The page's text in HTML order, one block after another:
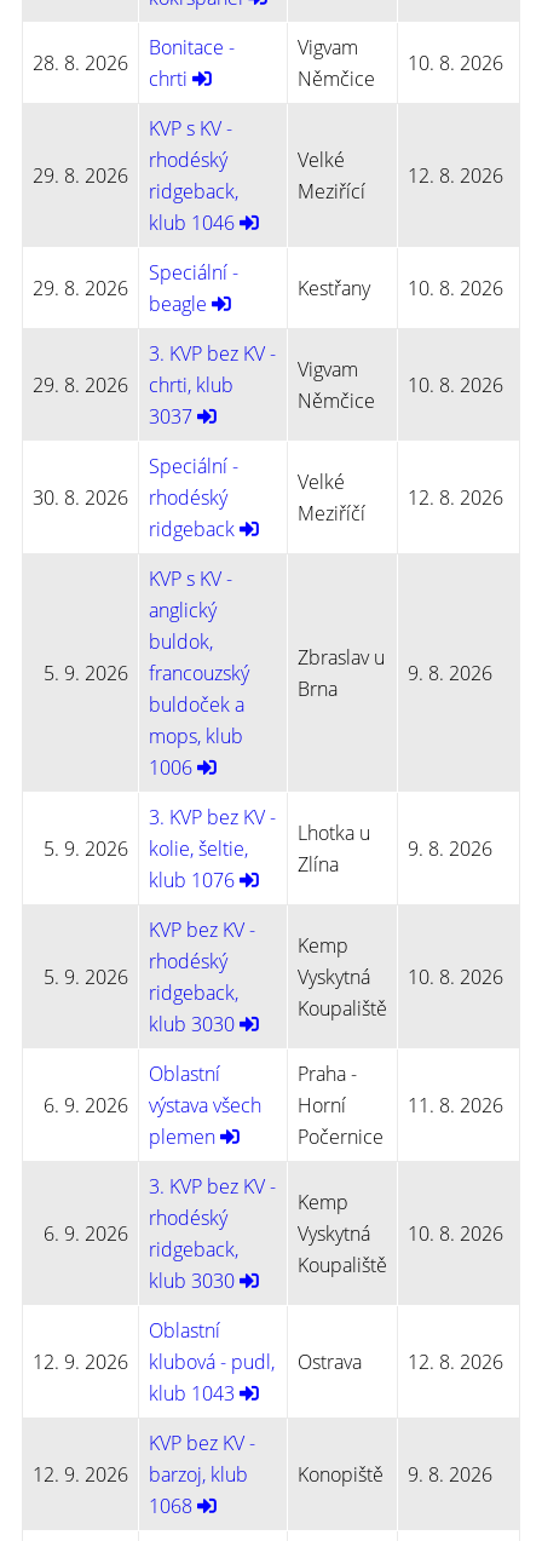
28. 8. 2026
Bonitace -
chrti
Vigvam
Němčice
10. 8. 2026
29. 8. 2026
KVP s KV -
rhodéský
ridgeback,
klub 1046
Velké
Meziřící
12. 8. 2026
29. 8. 2026
Speciální -
beagle
Kestřany 10. 8. 2026
29. 8. 2026
3. KVP bez KV -
chrti, klub
3037
Vigvam
Němčice
10. 8. 2026
30. 8. 2026
Speciální -
rhodéský
ridgeback
Velké
Meziříčí
12. 8. 2026
5. 9. 2026
KVP s KV -
anglický
buldok,
francouzský
buldoček a
mops, klub
1006
Zbraslav u
Brna
9. 8. 2026
5. 9. 2026
3. KVP bez KV -
kolie, šeltie,
klub 1076
Lhotka u
Zlína
9. 8. 2026
5. 9. 2026
KVP bez KV -
rhodéský
ridgeback,
klub 3030
Kemp
Vyskytná
Koupaliště
10. 8. 2026
6. 9. 2026
Oblastní
výstava všech
plemen
Praha -
Horní
Počernice
11. 8. 2026
6. 9. 2026
3. KVP bez KV -
rhodéský
ridgeback,
klub 3030
Kemp
Vyskytná
Koupaliště
10. 8. 2026
12. 9. 2026
Oblastní
klubová - pudl,
klub 1043
Ostrava 12. 8. 2026
12. 9. 2026
KVP bez KV -
barzoj, klub
1068
Konopiště 9. 8. 2026